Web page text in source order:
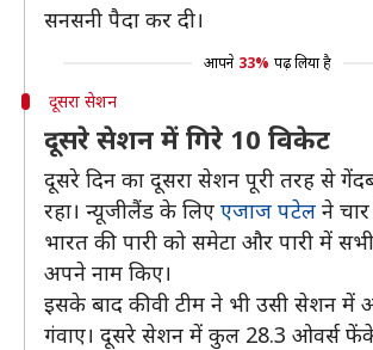
सनसनी पैदा कर दी।
आपने 33% पढ़ लिया है
दूसरा सेशन
दूसरे सेशन में गिरे 10 विकेट
दूसरे दिन का दूसरा सेशन पूरी तरह से
रहा। न्यूजीलैंड के लिए एजाज पटेल ने
भारत की पारी को समेटा और पारी में सभी
अपने नाम किए।
इसके बाद कीवी टीम ने भी उसी सेशन में
गंवाए। दूसरे सेशन में कुल 28.3 ओवर्स